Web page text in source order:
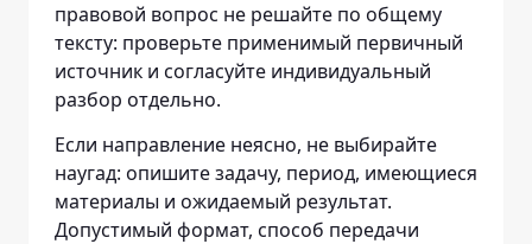
правовой вопрос не решайте по общему
тексту: проверьте применимый первичный
источник и согласуйте индивидуальный
разбор отдельно.
Если направление неясно, не выбирайте
наугад: опишите задачу, период, имеющиеся
материалы и ожидаемый результат.
Допустимый формат, способ передачи